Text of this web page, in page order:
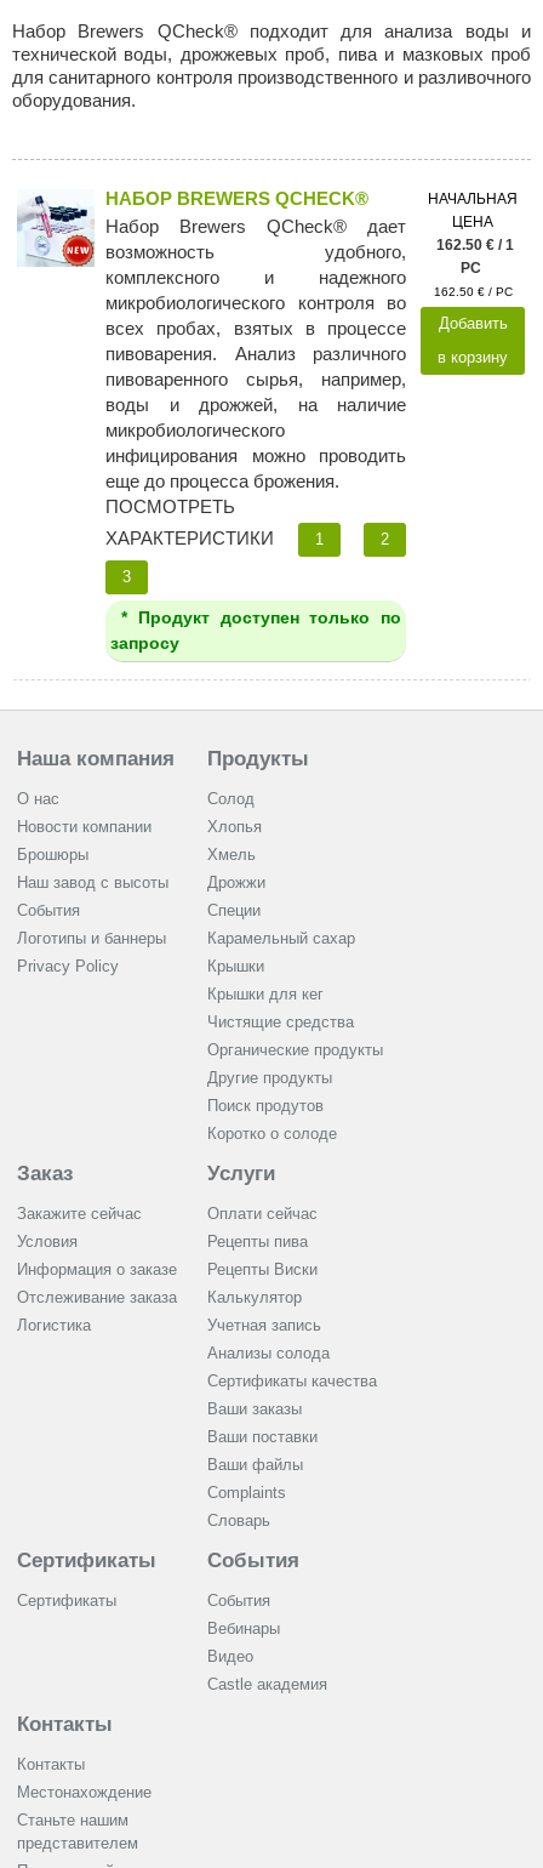
Набор Brewers QCheck® подходит для анализа воды и
технической воды, дрожжевых проб, пива и мазковых проб
для санитарного контроля производственного и разливочного
оборудования.
НАБОР BREWERS QCHECK®
Набор Brewers QCheck® дает
возможность удобного,
комплексного и надежного
микробиологического контроля во
всех пробах, взятых в процессе
пивоварения. Анализ различного
пивоваренного сырья, например,
воды и дрожжей, на наличие
микробиологического
инфицирования можно проводить
еще до процесса брожения.
ПОСМОТРЕТЬ
ХАРАКТЕРИСТИКИ
1 2
3
* Продукт доступен только по
запросу
НАЧАЛЬНАЯ
ЦЕНА
162.50 € / 1
PC
162.50 € / PC
Добавить
в корзину
Наша компания
О нас
Новости компании
Брошюры
Наш завод с высоты
События
Логотипы и баннеры
Privacy Policy
Продукты
Солод
Хлопья
Хмель
Дрожжи
Cпеции
Карамельный сахар
Крышки
Крышки для кег
Чистящие средства
Органические продукты
Другие продукты
Поиск продутов
Коротко о солоде
Заказ
Закажите сейчас
Условия
Информация о заказе
Отслеживание заказа
Логистика
Услуги
Оплати сейчас
Рецепты пива
Рецепты Виски
Калькулятор
Учетная запись
Анализы солода
Сертификаты качества
Ваши заказы
Ваши поставки
Ваши файлы
Complaints
Словарь
Сертификаты
Сертификаты
События
События
Вебинары
Видео
Castle академия
Контакты
Контакты
Местонахождение
Станьте нашим
представителем